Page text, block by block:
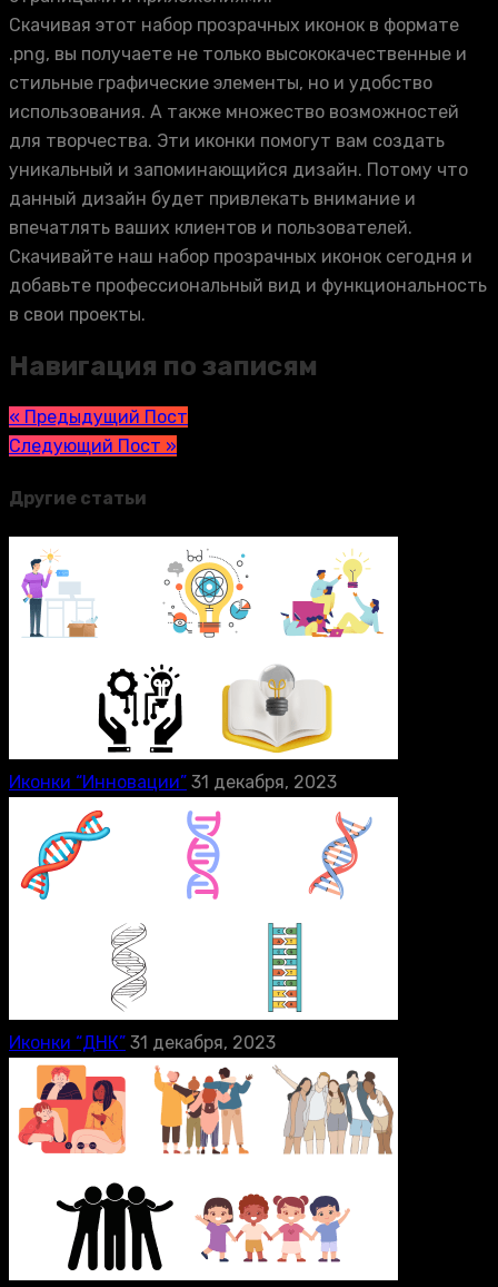
Скачивая этот набор прозрачных иконок в формате
.png, вы получаете не только высококачественные и
стильные графические элементы, но и удобство
использования. А также множество возможностей
для творчества. Эти иконки помогут вам создать
уникальный и запоминающийся дизайн. Потому что
данный дизайн будет привлекать внимание и
впечатлять ваших клиентов и пользователей.
Скачивайте наш набор прозрачных иконок сегодня и
добавьте профессиональный вид и функциональность
в свои проекты.
Навигация по записям
« Предыдущий Пост
Следующий Пост »
Другие статьи
Иконки “Инновации” 31 декабря, 2023
Иконки “ДНК” 31 декабря, 2023